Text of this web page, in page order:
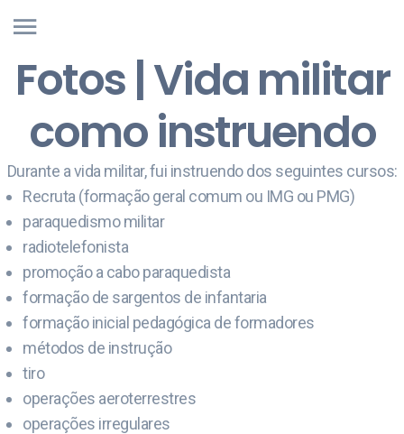
Fotos | Vida militar
como instruendo
Durante a vida militar, fui instruendo dos seguintes cursos:
Recruta (formação geral comum ou IMG ou PMG)
paraquedismo militar
radiotelefonista
promoção a cabo paraquedista
formação de sargentos de infantaria
formação inicial pedagógica de formadores
métodos de instrução
tiro
operações aeroterrestres
operações irregulares